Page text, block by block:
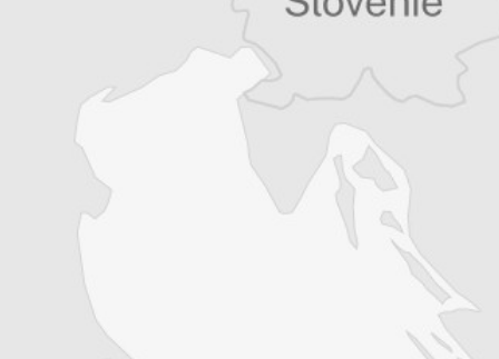
Un journal 100% indépendant
Accédez à des fonctionnalités
exclusives
Explorez +10 ans d’archives sur les
Balkans
Vous avez déjà un compte ? Se connecter